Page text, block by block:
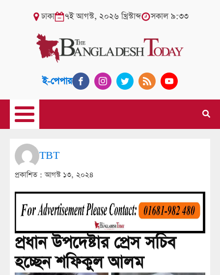
ঢাকা ৭ই আগস্ট, ২০২৬ খ্রিস্টাব্দ সকাল ৯:৩৩
ই-পেপার
TBT
প্রকাশিত :আগস্ট ১৩, ২০২৪
প্রধান উপদেষ্টার প্রেস সচিব
হচ্ছেন শফিকুল আলম